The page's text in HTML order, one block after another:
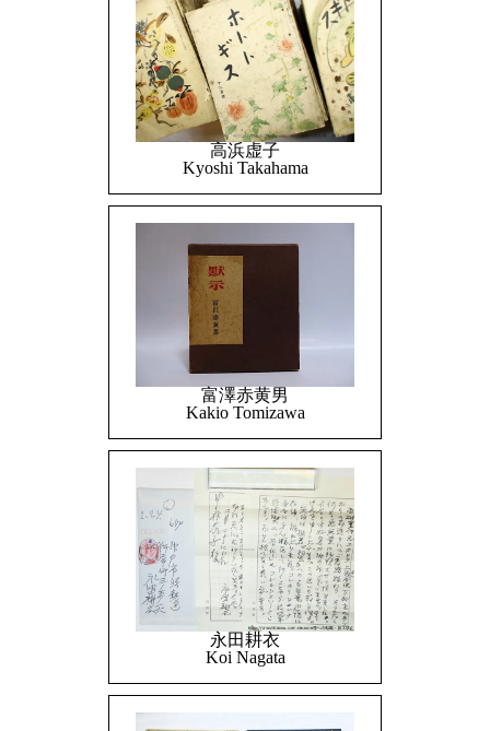
高浜虚子
Kyoshi Takahama
富澤赤黄男
Kakio Tomizawa
永田耕衣
Koi Nagata